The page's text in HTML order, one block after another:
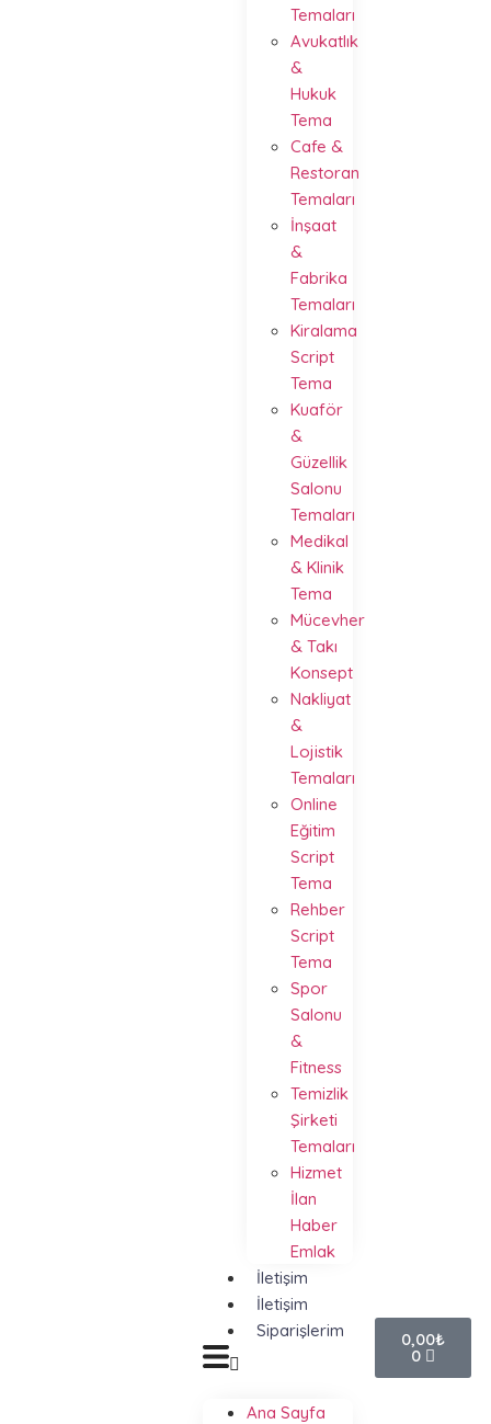
Temaları
Avukatlık
&
Hukuk
Tema
Cafe &
Restoran
Temaları
İnşaat
&
Fabrika
Temaları
Kiralama
Script
Tema
Kuaför
&
Güzellik
Salonu
Temaları
Medikal
& Klinik
Tema
Mücevher
& Takı
Konsept
Nakliyat
&
Lojistik
Temaları
Online
Eğitim
Script
Tema
Rehber
Script
Tema
Spor
Salonu
&
Fitness
Temizlik
Şirketi
Temaları
Hizmet
İlan
Haber
Emlak
İletişim
İletişim
Siparişlerim
Ana Sayfa
0,00₺
0